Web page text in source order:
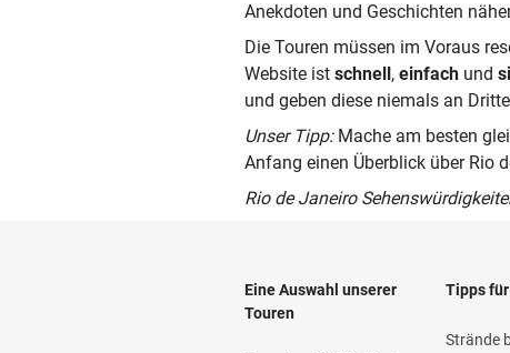
Anekdoten und Geschichten
Die Touren müssen im Voraus
Website ist schnell, einfach und
und geben diese niemals an
Unser Tipp:Mache am besten
Anfang einen Überblick über Rio
Rio de Janeiro
Eine Auswahl unserer
Touren
Tipps
Strände